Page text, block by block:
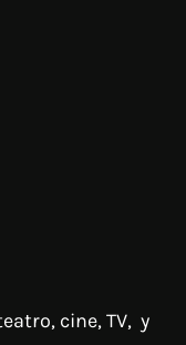
cine, TV, y